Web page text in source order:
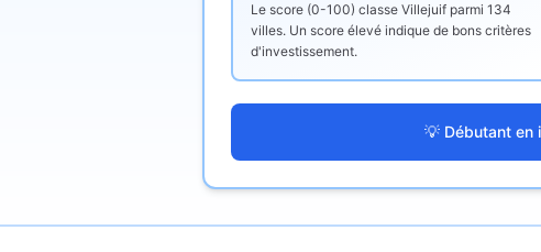
Le score (0-100) classe Villejuif parmi 134
villes. Un score élevé indique de bons critères
d'investissement.
💡 Débutant en